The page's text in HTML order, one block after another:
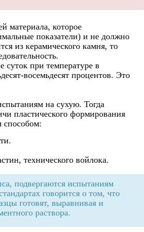
материала, которое
показатели) и не должно
из керамического камня, то
суток при температуре в
восемьдесят процентов. Это
на сухую. Тогда
пластического формирования
способом:
технического войлока.
подвергаются испытаниям
говорится о том, что
готовят, выравнивая и
раствора.